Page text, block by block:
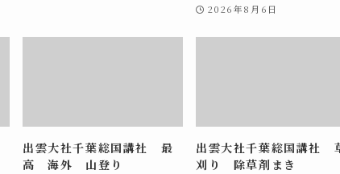
2026年8月6日
出雲大社千葉総国講社 最
高 海外 山登り
出雲大社千葉総国講社
刈り 除草剤まき